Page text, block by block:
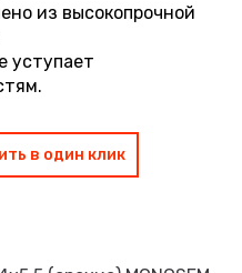
из высокопрочной
уступает
в один клик